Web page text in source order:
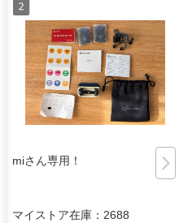
miさん専用！
マイストア在庫： 2688